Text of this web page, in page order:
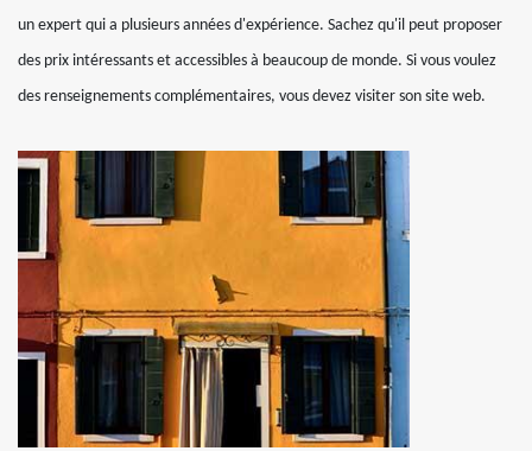
un expert qui a plusieurs années d'expérience. Sachez qu'il peut proposer
des prix intéressants et accessibles à beaucoup de monde. Si vous voulez
des renseignements complémentaires, vous devez visiter son site web.